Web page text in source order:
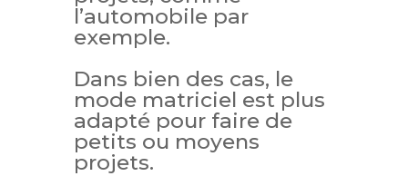
l’automobile par
exemple.
Dans bien des cas, le
mode matriciel est plus
adapté pour faire de
petits ou moyens
projets.